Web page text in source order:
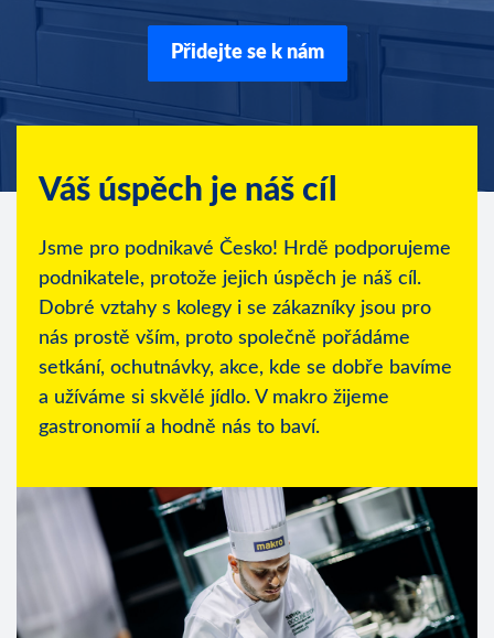
Přidejte se k nám
Váš úspěch je náš cíl
Jsme pro podnikavé Česko! Hrdě podporujeme
podnikatele, protože jejich úspěch je náš cíl.
Dobré vztahy s kolegy i se zákazníky jsou pro
nás prostě vším, proto společně pořádáme
setkání, ochutnávky, akce, kde se dobře bavíme
a užíváme si skvělé jídlo. V makro žijeme
gastronomií a hodně nás to baví.